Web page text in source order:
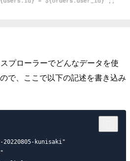
プローラーでどんなデータを使
で、ここで以下の記述を書き込み
kunisaki"